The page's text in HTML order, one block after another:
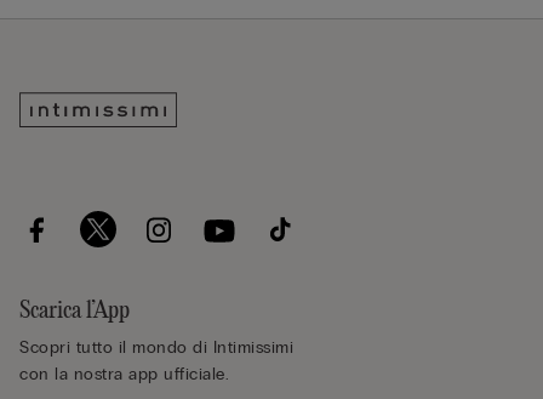
Scarica l’App
Scopri tutto il mondo di Intimissimi
con la nostra app ufficiale.